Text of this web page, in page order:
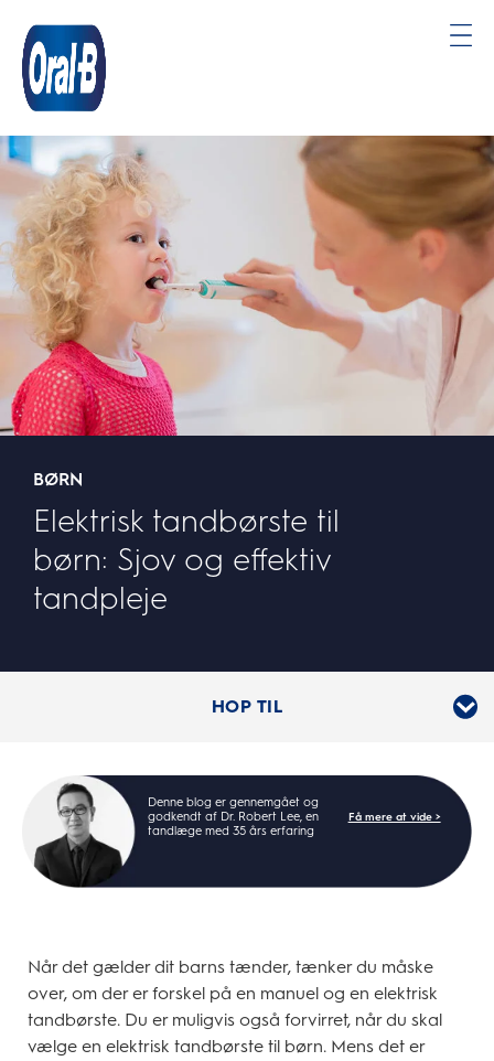
Startside
BØRN
Elektrisk tandbørste til
børn: Sjov og effektiv
tandpleje
HOP TIL
Denne blog er gennemgået og
godkendt af Dr. Robert Lee, en
tandlæge med 35 års erfaring
Få mere at vide >
Når det gælder dit barns tænder, tænker du måske
over, om der er forskel på en manuel og en elektrisk
tandbørste. Du er muligvis også forvirret, når du skal
vælge en elektrisk tandbørste til børn. Mens det er